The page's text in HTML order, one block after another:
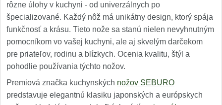
rôzne úlohy v kuchyni - od univerzálnych po
špecializované. Každý nôž má unikátny design, ktorý spája
funkčnosť a krásu. Tieto nože sa stanú nielen nevyhnutným
pomocníkom vo vašej kuchyni, ale aj skvelým darčekom
pre priateľov, rodinu a blízkych. Ocenia kvalitu, štýl a
pohodlie používania týchto nožov.
Premiová značka kuchynských nožov SEBURO
predstavuje elegantnú klasiku japonských a európskych